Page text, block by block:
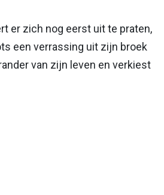
er zich nog eerst uit te praten,
een verrassing uit zijn broek
van zijn leven en verkiest